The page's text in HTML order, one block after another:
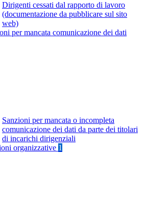
Dirigenti cessati dal rapporto di lavoro
(documentazione da pubblicare sul sito
web)
per mancata comunicazione dei dati
Sanzioni per mancata o incompleta
comunicazione dei dati da parte dei titolari
di incarichi dirigenziali
organizzative 1